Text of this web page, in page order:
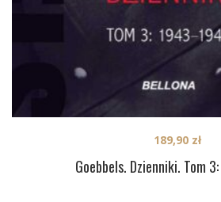
Goebbels. Dzienniki. Tom
189,90 zł